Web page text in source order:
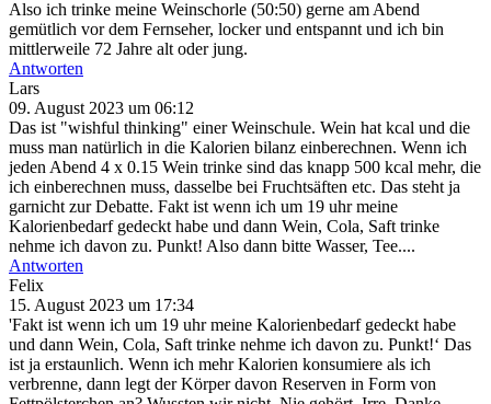
Also ich trinke meine Weinschorle (50:50) gerne am Abend
gemütlich vor dem Fernseher, locker und entspannt und ich bin
mittlerweile 72 Jahre alt oder jung.
Antworten
Lars
09. August 2023 um 06:12
Das ist "wishful thinking" einer Weinschule. Wein hat kcal und die
muss man natürlich in die Kalorien bilanz einberechnen. Wenn ich
jeden Abend 4 x 0.15 Wein trinke sind das knapp 500 kcal mehr, die
ich einberechnen muss, dasselbe bei Fruchtsäften etc. Das steht ja
garnicht zur Debatte. Fakt ist wenn ich um 19 uhr meine
Kalorienbedarf gedeckt habe und dann Wein, Cola, Saft trinke
nehme ich davon zu. Punkt! Also dann bitte Wasser, Tee....
Antworten
Felix
15. August 2023 um 17:34
'Fakt ist wenn ich um 19 uhr meine Kalorienbedarf gedeckt habe
und dann Wein, Cola, Saft trinke nehme ich davon zu. Punkt!‘ Das
ist ja erstaunlich. Wenn ich mehr Kalorien konsumiere als ich
verbrenne, dann legt der Körper davon Reserven in Form von